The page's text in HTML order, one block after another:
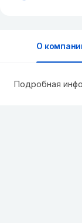
О
Подробная